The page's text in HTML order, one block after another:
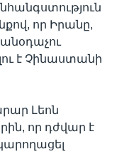
որ Իրանը,
է Չինաստանի
Լեոն
որ դժվար է